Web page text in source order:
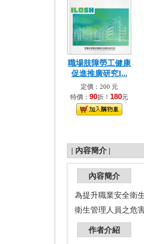
職場肢障勞工健康
促進推廣研究I...
定價：200 元
特價： 90折！ 180元
| 內容簡介 |
內容簡介
為提升職業安全衛
衛生管理人員之危
作者介紹